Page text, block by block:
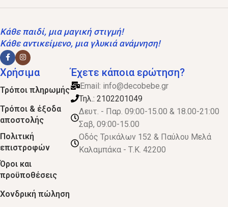
Κάθε παιδί, μια μαγική στιγμή!
Κάθε αντικείμενο, μια γλυκιά ανάμνηση!
Χρήσιμα
Τρόποι πληρωμής
Τρόποι & έξοδα
αποστολής
Πολιτική
επιστροφών
Όροι και
προϋποθέσεις
Χονδρική πώληση
Έχετε κάποια ερώτηση?
Email: info@decobebe.gr
Τηλ.: 2102201049
Δευτ. - Παρ. 09:00-15.00 & 18.00-21:00
Σαβ, 09:00-15.00
Οδός Τρικάλων 152 & Παύλου Μελά
Καλαμπάκα - Τ.Κ. 42200